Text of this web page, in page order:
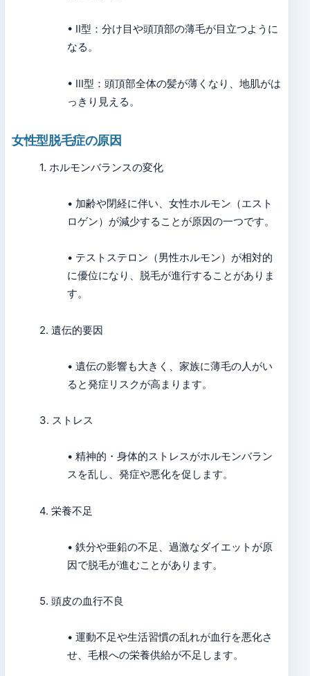
• II型：分け目や頭頂部の薄毛が目立つように
なる。
• III型：頭頂部全体の髪が薄くなり、地肌がは
っきり見える。
女性型脱毛症の原因
1. ホルモンバランスの変化
• 加齢や閉経に伴い、女性ホルモン（エスト
ロゲン）が減少することが原因の一つです。
• テストステロン（男性ホルモン）が相対的
に優位になり、脱毛が進行することがありま
す。
2. 遺伝的要因
• 遺伝の影響も大きく、家族に薄毛の人がい
ると発症リスクが高まります。
3. ストレス
• 精神的・身体的ストレスがホルモンバラン
スを乱し、発症や悪化を促します。
4. 栄養不足
• 鉄分や亜鉛の不足、過激なダイエットが原
因で脱毛が進むことがあります。
5. 頭皮の血行不良
• 運動不足や生活習慣の乱れが血行を悪化さ
せ、毛根への栄養供給が不足します。